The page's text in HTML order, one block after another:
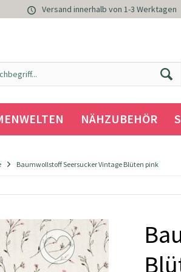
Versand innerhalb von 1-3 Werktagen
NÄHZUBEHÖR
Baumwollstoff Seersucker Vintage Blüten pink